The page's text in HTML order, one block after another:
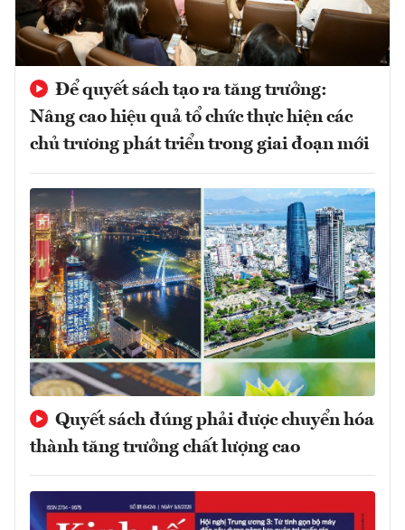
Để quyết sách tạo ra tăng trưởng:
Nâng cao hiệu quả tổ chức thực hiện các
chủ trương phát triển trong giai đoạn mới
Quyết sách đúng phải được chuyển hóa
thành tăng trưởng chất lượng cao